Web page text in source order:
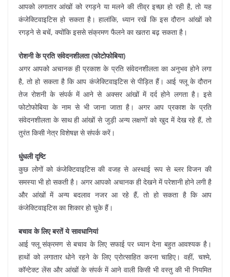
आपको लगातार आंखों को रगड़ने या मलने की तीव्र इच्छा हो रही है, तो यह
कंजेक्टिवाइटिस हो सकता है। हालांकि, ध्यान रखें कि इस दौरान आंखों को
रगड़ने से बचें, क्योंकि इससे संक्रमण फैलने का खतरा बढ़ सकता है।
रोशनी के प्रति संवेदनशीलता (फोटोफोबिया)
अगर आपको अचानक ही प्रकाश के प्रति संवेदनशीलता का अनुभव होने लगा
है, तो हो सकता है कि आप कंजेक्टिवाइटिस से पीड़ित हैं। आई फ्लू के दौरान
तेज रोशनी के संपर्क में आने से अक्सर आंखों में दर्द होने लगता है। इसे
फोटोफोबिया के नाम से भी जाना जाता है। अगर आप प्रकाश के प्रति
संवेदनशीलता के साथ ही आंखों से जुड़ी अन्य लक्षणों को खुद में देख रहे हैं, तो
तुरंत किसी नेत्र विशेषज्ञ से संपर्क करें।
धुंधली दृष्टि
कुछ लोगों को कंजेक्टिवाइटिस की वजह से अस्थाई रूप से ब्लर विजन की
समस्या भी हो सकती है। अगर आपको अचानक ही देखने में परेशानी होने लगी है
और आंखों में अन्य बदलाव नजर आ रहे हैं, तो हो सकता है कि आप
कंजेक्टिवाइटिस का शिकार हो चुके हैं।
बचाव के लिए बरतें ये सावधानियां
आई फ्लू संक्रमण से बचाव के लिए सफाई पर ध्यान देना बहुत आवश्यक है।
हाथों को लगातार धोने रहने के लिए प्रोत्साहित करना चाहिए। वहीं, चश्मे,
कॉन्टेक्ट लेंस और आंखों के संपर्क में आने वाली किसी भी वस्तु की भी नियमित